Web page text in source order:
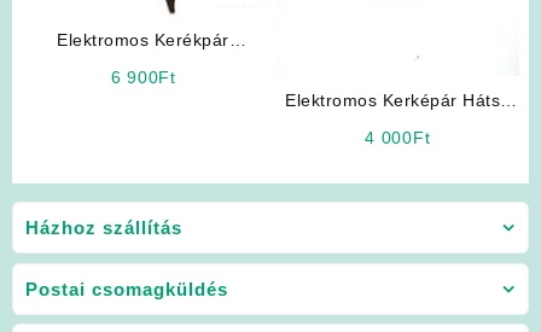
Házhoz szállítás
Postai csomagküldés
Elektromos Kerékpár
6 900Ft
Elektromos Kerképár Hátsó
4 000Ft